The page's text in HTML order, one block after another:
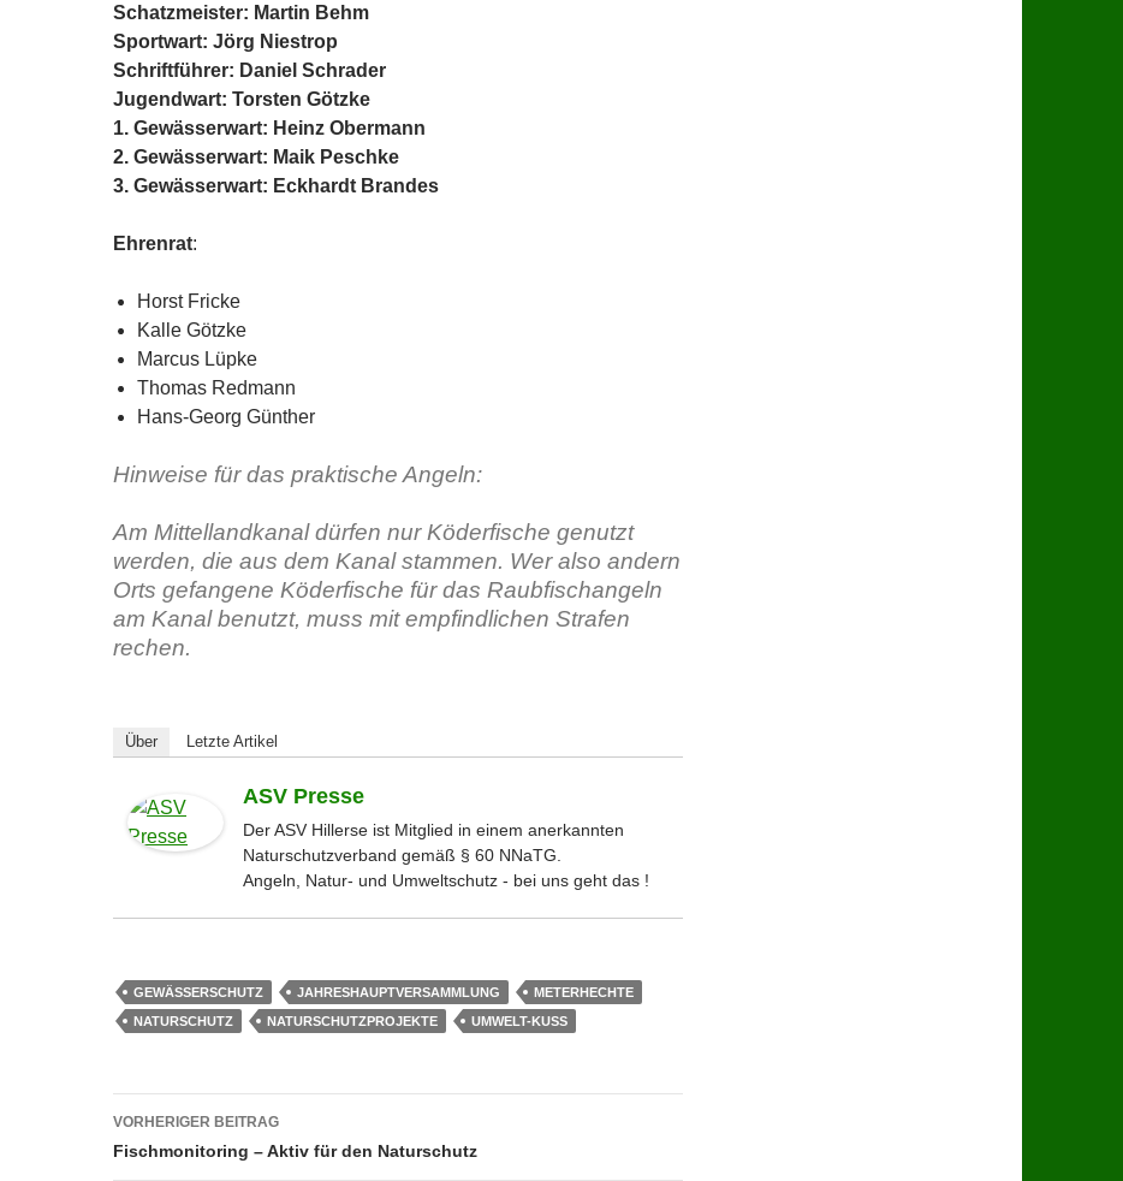
Schatzmeister: Martin Behm
Sportwart: Jörg Niestrop
Schriftführer: Daniel Schrader
Jugendwart: Torsten Götzke
1. Gewässerwart: Heinz Obermann
2. Gewässerwart: Maik Peschke
3. Gewässerwart: Eckhardt Brandes
Ehrenrat:
Horst Fricke
Kalle Götzke
Marcus Lüpke
Thomas Redmann
Hans-Georg Günther
Hinweise für das praktische Angeln:
Am Mittellandkanal dürfen nur Köderfische genutzt
werden, die aus dem Kanal stammen. Wer also andern
Orts gefangene Köderfische für das Raubfischangeln
am Kanal benutzt, muss mit empfindlichen Strafen
rechen.
Über Letzte Artikel
ASV Presse
Der ASV Hillerse ist Mitglied in einem anerkannten
Naturschutzverband gemäß § 60 NNaTG.
Angeln, Natur- und Umweltschutz - bei uns geht das !
GEWÄSSERSCHUTZ JAHRESHAUPTVERSAMMLUNG
METERHECHTE
NATURSCHUTZ
NATURSCHUTZPROJEKTE UMWELT-KUSS
Beitragsnavigation
VORHERIGER BEITRAG
Fischmonitoring – Aktiv für den Naturschutz